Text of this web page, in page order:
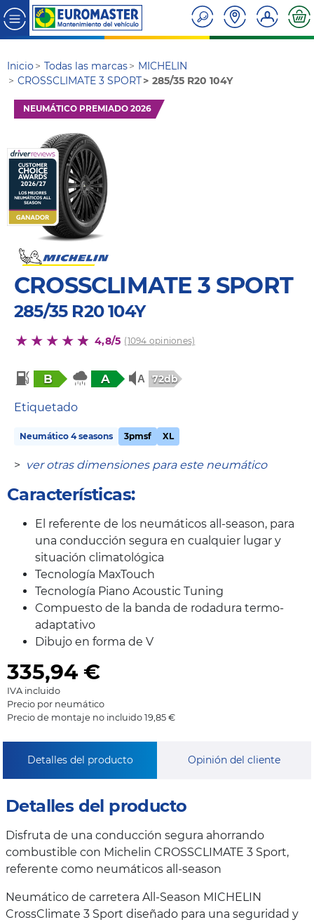
Inicio Todas las marcas
MICHELIN
CROSSCLIMATE 3 SPORT
285/35 R20 104Y
NEUMÁTICO PREMIADO 2026
CROSSCLIMATE 3 SPORT
285/35 R20 104Y
4,8/5 (1094 opiniones)
B A 72db
Etiquetado
Neumático 4 seasons 3pmsf XL
> ver otras dimensiones para este neumático
Características:
El referente de los neumáticos all-season, para
una conducción segura en cualquier lugar y
situación climatológica
Tecnología MaxTouch
Tecnología Piano Acoustic Tuning
Compuesto de la banda de rodadura termo-
adaptativo
Dibujo en forma de V
335,94€
IVA incluido
Precio por neumático
Precio de montaje no incluido 19,85 €
Detalles del producto Opinión del cliente
Detalles del producto
Disfruta de una conducción segura ahorrando
combustible con Michelin CROSSCLIMATE 3 Sport,
referente como neumáticos all-season
Neumático de carretera All-Season MICHELIN
CrossClimate 3 Sport diseñado para una seguridad y